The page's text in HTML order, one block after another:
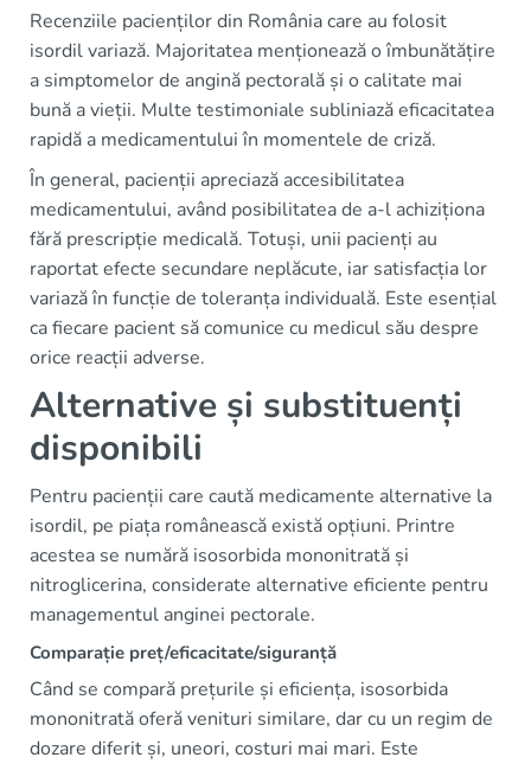
Recenziile pacienților din România care au folosit
isordil variază. Majoritatea menționează o îmbunătățire
a simptomelor de angină pectorală și o calitate mai
bună a vieții. Multe testimoniale subliniază eficacitatea
rapidă a medicamentului în momentele de criză.
În general, pacienții apreciază accesibilitatea
medicamentului, având posibilitatea de a-l achiziționa
fără prescripție medicală. Totuși, unii pacienți au
raportat efecte secundare neplăcute, iar satisfacția lor
variază în funcție de toleranța individuală. Este esențial
ca fiecare pacient să comunice cu medicul său despre
orice reacții adverse.
Alternative și substituenți
disponibili
Pentru pacienții care caută medicamente alternative la
isordil, pe piața românească există opțiuni. Printre
acestea se numără isosorbida mononitrată și
nitroglicerina, considerate alternative eficiente pentru
managementul anginei pectorale.
Comparație preț/eficacitate/siguranță
Când se compară prețurile și eficiența, isosorbida
mononitrată oferă venituri similare, dar cu un regim de
dozare diferit și, uneori, costuri mai mari. Este